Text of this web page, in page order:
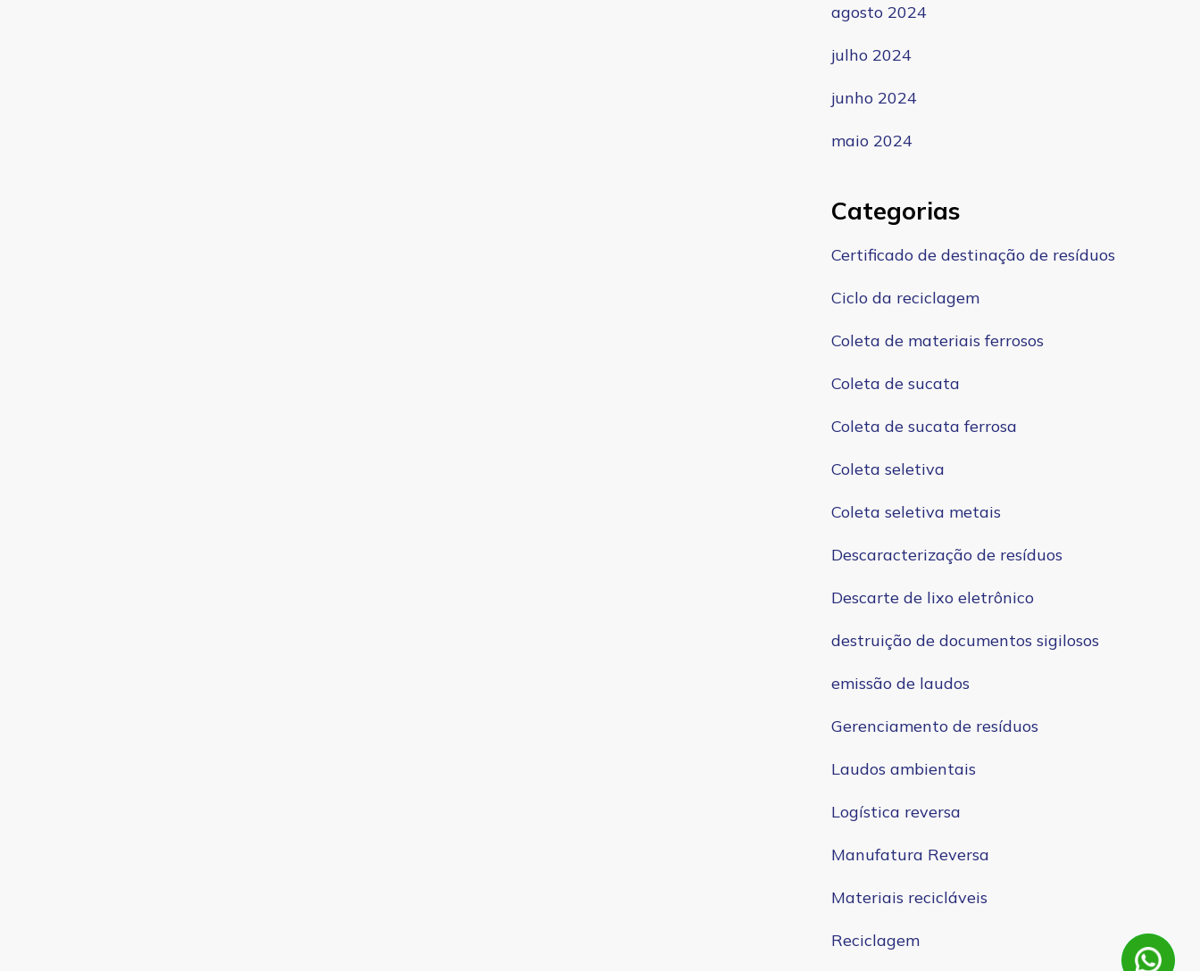
agosto 2024
julho 2024
junho 2024
maio 2024
Categorias
Certificado de destinação de resíduos
Ciclo da reciclagem
Coleta de materiais ferrosos
Coleta de sucata
Coleta de sucata ferrosa
Coleta seletiva
Coleta seletiva metais
Descaracterização de resíduos
Descarte de lixo eletrônico
destruição de documentos sigilosos
emissão de laudos
Gerenciamento de resíduos
Laudos ambientais
Logística reversa
Manufatura Reversa
Materiais recicláveis
Reciclagem